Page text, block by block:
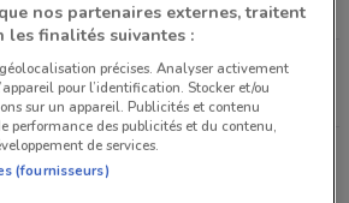
Tous les magasins Acuitis
et magasins
et prospectus par ville
nos partenaires externes, traitent
les finalités suivantes :
précises. Analyser activement
pour l’identification. Stocker et/ou
sur un appareil. Publicités et contenu
performance des publicités et du contenu,
de services.
(fournisseurs)